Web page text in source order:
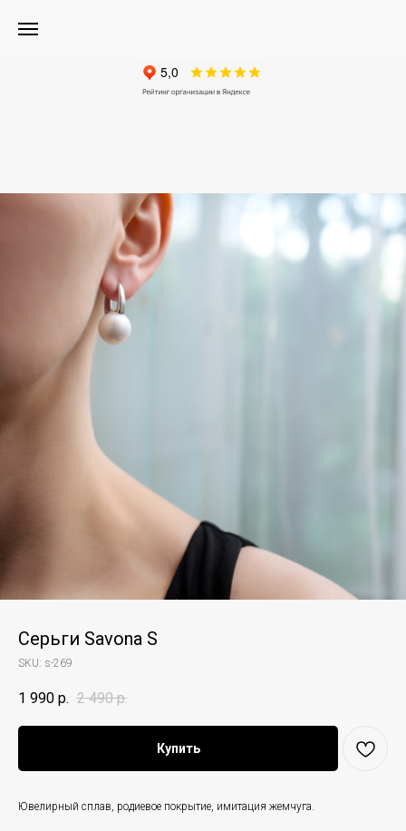
Серьги Savona S
SKU: s-269
1 990 р. 2 490 р.
Купить
Ювелирный сплав, родиевое покрытие, имитация жемчуга.